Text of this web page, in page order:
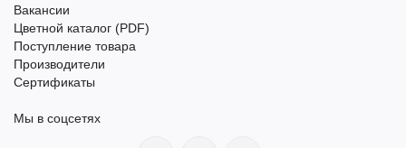
Вакансии
Цветной каталог (PDF)
Поступление товара
Производители
Сертификаты
Мы в соцсетях